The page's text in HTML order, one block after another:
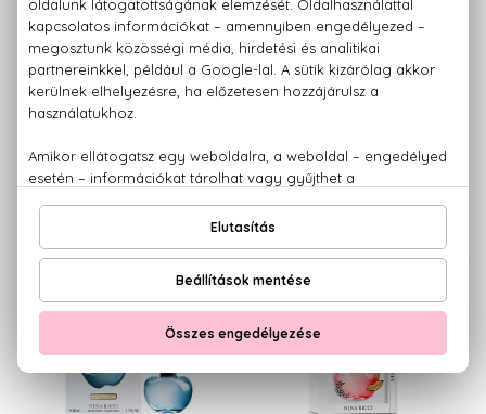
Les Monstres De Nina Ricci -
Nina
Love in Paris
Eau De Parfum
14.990 Ft -tól